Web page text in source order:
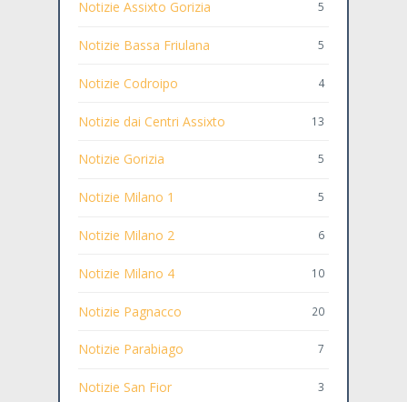
Notizie Assixto Gorizia 5
Notizie Bassa Friulana 5
Notizie Codroipo 4
Notizie dai Centri Assixto 13
Notizie Gorizia 5
Notizie Milano 1 5
Notizie Milano 2 6
Notizie Milano 4 10
Notizie Pagnacco 20
Notizie Parabiago 7
Notizie San Fior 3